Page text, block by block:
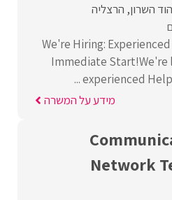
הוד השרון הרצליה
We're Hiring:
Immediate Start!We're
experienced Help
מידע על המשרה
Network